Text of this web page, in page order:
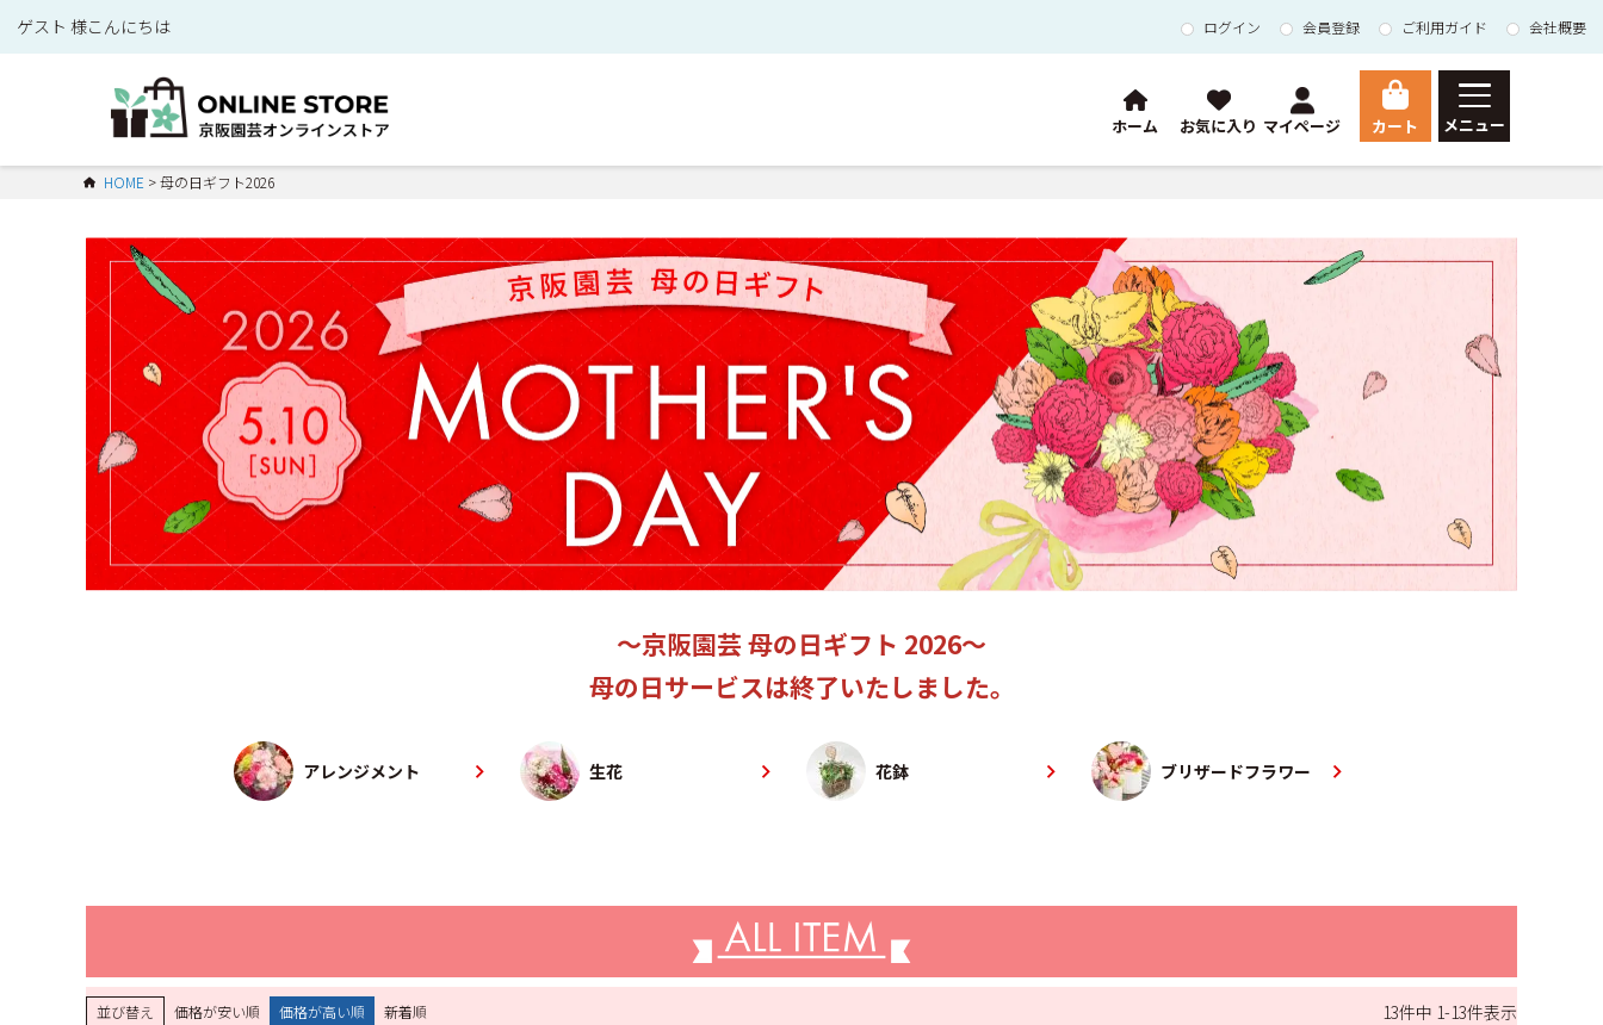
ゲスト 様こんにちは ログイン 会員登録 ご利用ガイド 会社概要
ホーム お気に入り マイページ カート メニュー
Orchid
マイページ
ご利用ガイド
会員登録
お問い合わせ
会社概要
特定商取引法に基づく表示
個人情報の取扱いについて
HOME 母の日ギフト2026
～京阪園芸 母の日ギフト 2026～
母の日サービスは終了いたしました。
アレンジメント 生花 花鉢 ブリザードフラワー
並び替え 価格が安い順 価格が高い順 新着順 13件中 1-13件表示